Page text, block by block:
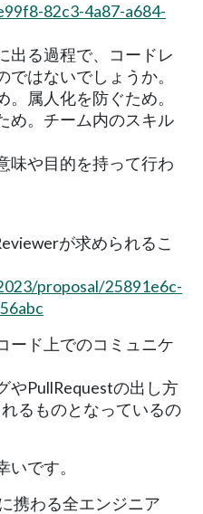
82c3-4a87-a684-
出る過程で、コードレ
ではないでしょうか。
属人化を防ぐため。
め。チーム内のスキル
味や目的を持って行わ
が求められるこ
proposal/25891e6c-
ード上でのコミュニケ
やPullRequestの出し方
るものとなっているの
です。
携わる全エンジニア